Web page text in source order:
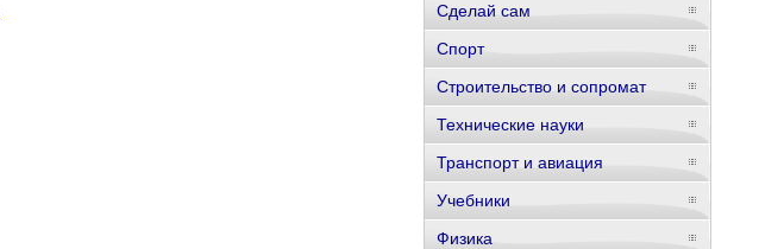
Сделай сам
Спорт
Строительство и сопромат
Технические науки
Транспорт и авиация
Учебники
Физика